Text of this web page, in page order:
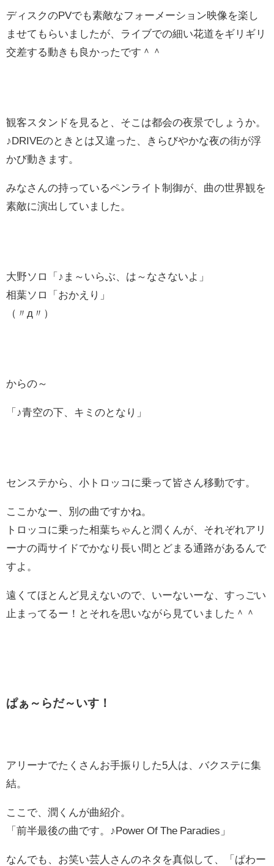
ディスクのPVでも素敵なフォーメーション映像を楽し
ませてもらいましたが、ライブでの細い花道をギリギリ
交差する動きも良かったです＾＾
観客スタンドを見ると、そこは都会の夜景でしょうか。
♪DRIVEのときとは又違った、きらびやかな夜の街が浮
かび動きます。
みなさんの持っているペンライト制御が、曲の世界観を
素敵に演出していました。
大野ソロ「♪ま～いらぶ、は～なさないよ」
相葉ソロ「おかえり」
（〃д〃）
からの～
「♪青空の下、キミのとなり」
センステから、小トロッコに乗って皆さん移動です。
ここかなー、別の曲ですかね。
トロッコに乗った相葉ちゃんと潤くんが、それぞれアリ
ーナの両サイドでかなり長い間とどまる通路があるんで
すよ。
遠くてほとんど見えないので、いーないーな、すっごい
止まってるー！とそれを思いながら見ていました＾＾
ぱぁ～らだ～いす！
アリーナでたくさんお手振りした5人は、バクステに集
結。
ここで、潤くんが曲紹介。
「前半最後の曲です。♪Power Of The Paradies」
なんでも、お笑い芸人さんのネタを真似して、「ぱわー